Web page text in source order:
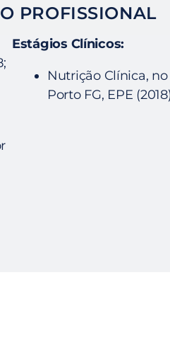
PROFISSIONAL
Estágios Clínicos:
Nutrição Clínica,
Porto FG, EPE